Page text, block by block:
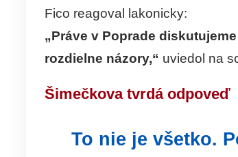
Fico reagoval lakonicky:
„Práve v Poprade
rozdielne názory,“ uviedol na
Šimečkova tvrdá odpoveď
To nie je všetko.